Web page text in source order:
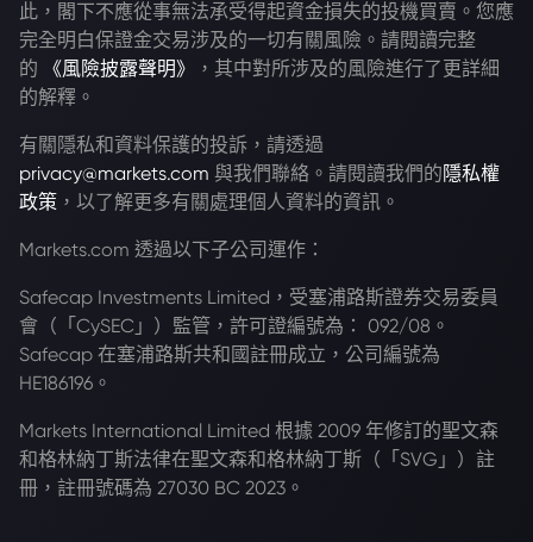
此，閣下不應從事無法承受得起資金損失的投機買賣。您應
完全明白保證金交易涉及的一切有關風險。請閱讀完整
的
《風險披露聲明》
，其中對所涉及的風險進行了更詳細
的解釋。
有關隱私和資料保護的投訴，請透過
privacy@markets.com 與我們聯絡。請閱讀我們的 隱私權
政策 ，以了解更多有關處理個人資料的資訊。
Markets.com 透過以下子公司運作：
Safecap Investments Limited，受塞浦路斯證券交易委員
會（「CySEC」）監管，許可證編號為： 092/08。
Safecap 在塞浦路斯共和國註冊成立，公司編號為
HE186196。
Markets International Limited 根據 2009 年修訂的聖文森
和格林納丁斯法律在聖文森和格林納丁斯（「SVG」）註
冊，註冊號碼為 27030 BC 2023。